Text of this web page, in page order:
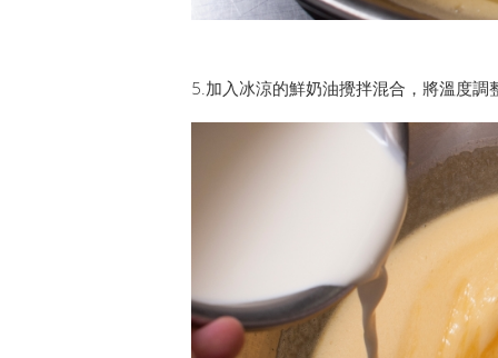
5.加入冰涼的鮮奶油攪拌混合，將溫度